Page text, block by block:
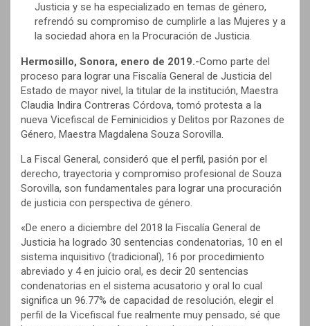
Justicia y se ha especializado en temas de género,
refrendó su compromiso de cumplirle a las Mujeres y a
la sociedad ahora en la Procuración de Justicia.
Hermosillo, Sonora, enero de 2019.-Como parte del
proceso para lograr una Fiscalía General de Justicia del
Estado de mayor nivel, la titular de la institución, Maestra
Claudia Indira Contreras Córdova, tomó protesta a la
nueva Vicefiscal de Feminicidios y Delitos por Razones de
Género, Maestra Magdalena Souza Sorovilla.
La Fiscal General, consideró que el perfil, pasión por el
derecho, trayectoria y compromiso profesional de Souza
Sorovilla, son fundamentales para lograr una procuración
de justicia con perspectiva de género.
«De enero a diciembre del 2018 la Fiscalía General de
Justicia ha logrado 30 sentencias condenatorias, 10 en el
sistema inquisitivo (tradicional), 16 por procedimiento
abreviado y 4 en juicio oral, es decir 20 sentencias
condenatorias en el sistema acusatorio y oral lo cual
significa un 96.77% de capacidad de resolución, elegir el
perfil de la Vicefiscal fue realmente muy pensado, sé que